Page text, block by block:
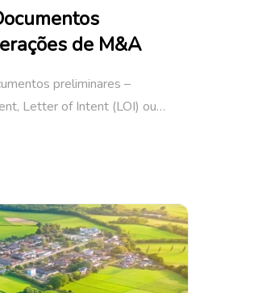
de M&A
preliminares –
Letter of Intent (LOI) ou…